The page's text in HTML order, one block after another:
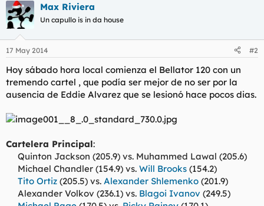
Max Riviera
Un capullo is in da house
17 May 2014 #2
Hoy sábado hora local comienza el Bellator 120 con un
tremendo cartel , que podía ser mejor de no ser por la
ausencia de Eddie Alvarez que se lesionó hace pocos dias.
Cartelera Principal:
Quinton Jackson (205.9) vs. Muhammed Lawal (205.6)
Michael Chandler (154.9) vs. Will Brooks (154.2)
Tito Ortiz (205.5) vs. Alexander Shlemenko (201.9)
Alexander Volkov (236.1) vs. Blagoi Ivanov (249.5)